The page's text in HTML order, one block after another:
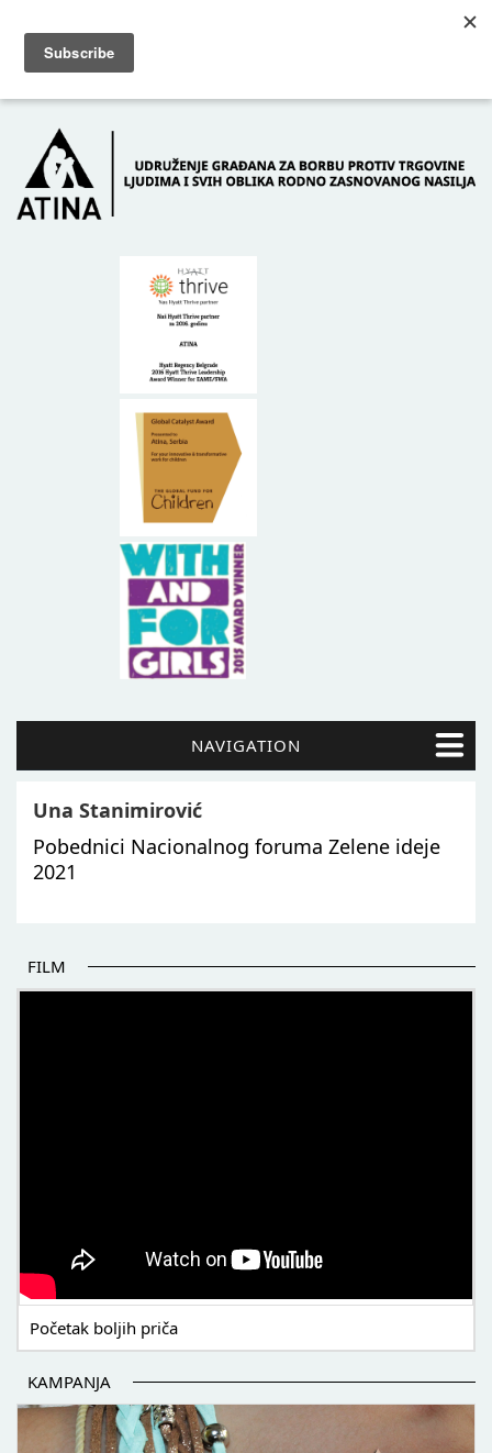
POČETNA O NAMA
NAVIGATION
Una Stanimirović
Pobednici Nacionalnog foruma Zelene ideje
2021
FILM
Početak boljih priča
KAMPANJA